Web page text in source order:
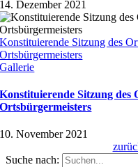
14. Dezember 2021
Konstituierende Sitzung des
Ortsbürgermeisters
Gallerie
Konstituierende Sitzung des
Ortsbürgermeisters
10. November 2021
Suche nach: